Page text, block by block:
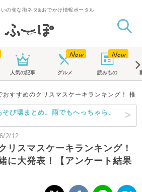
の旬な街ネタ&おでかけ情報ポータル
人気の記事 グルメ 読みもの
おすすめのクリスマスケーキランキング！ 推
び場まとめ。雨でもへっちゃら、
2/12
リスマスケーキランキング！
に大発表！【アンケート結果